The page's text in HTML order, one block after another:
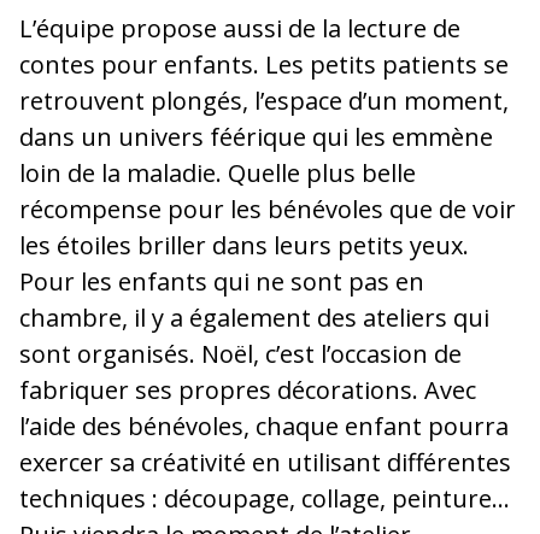
L’équipe propose aussi de la lecture de
contes pour enfants. Les petits patients se
retrouvent plongés, l’espace d’un moment,
dans un univers féérique qui les emmène
loin de la maladie. Quelle plus belle
récompense pour les bénévoles que de voir
les étoiles briller dans leurs petits yeux.
Pour les enfants qui ne sont pas en
chambre, il y a également des ateliers qui
sont organisés. Noël, c’est l’occasion de
fabriquer ses propres décorations. Avec
l’aide des bénévoles, chaque enfant pourra
exercer sa créativité en utilisant différentes
techniques : découpage, collage, peinture…